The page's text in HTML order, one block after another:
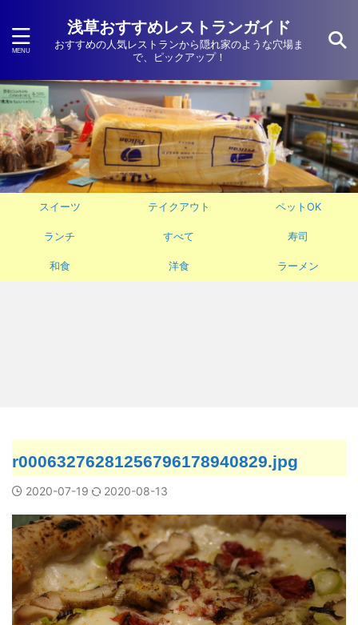
浅草おすすめレストランガイド
おすすめの人気レストランから隠れ家のような穴場ま
で、ピックアップ！
スイーツ テイクアウト ペットOK
ランチ すべて 寿司
和食 洋食 ラーメン
r00063276281256796178940829.jpg
2020-07-19 2020-08-13